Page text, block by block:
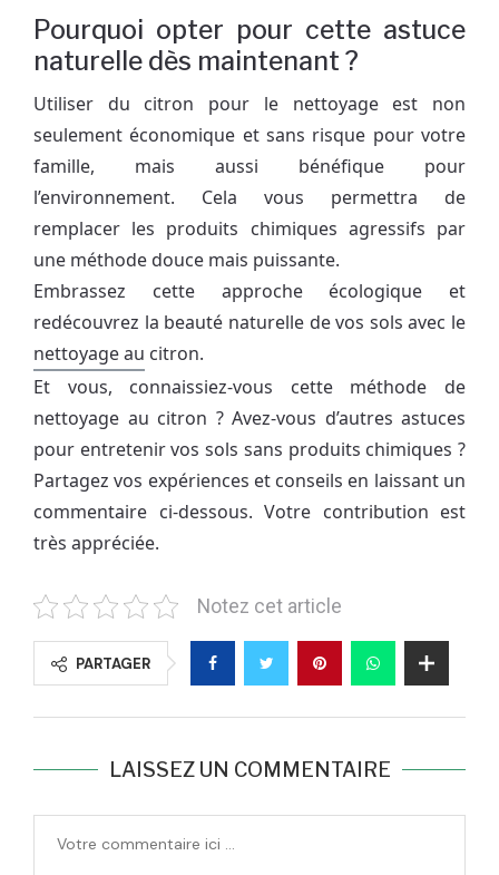
Pourquoi opter pour cette astuce
naturelle dès maintenant ?
Utiliser du citron pour le nettoyage est non
seulement économique et sans risque pour votre
famille, mais aussi bénéfique pour
l’environnement. Cela vous permettra de
remplacer les produits chimiques agressifs par
une méthode douce mais puissante.
Embrassez cette approche écologique et
redécouvrez la beauté naturelle de vos sols avec le
nettoyage au citron.
Et vous, connaissiez-vous cette méthode de
nettoyage au citron ? Avez-vous d’autres astuces
pour entretenir vos sols sans produits chimiques ?
Partagez vos expériences et conseils en laissant un
commentaire ci-dessous. Votre contribution est
très appréciée.
Notez cet article
PARTAGER
LAISSEZ UN COMMENTAIRE